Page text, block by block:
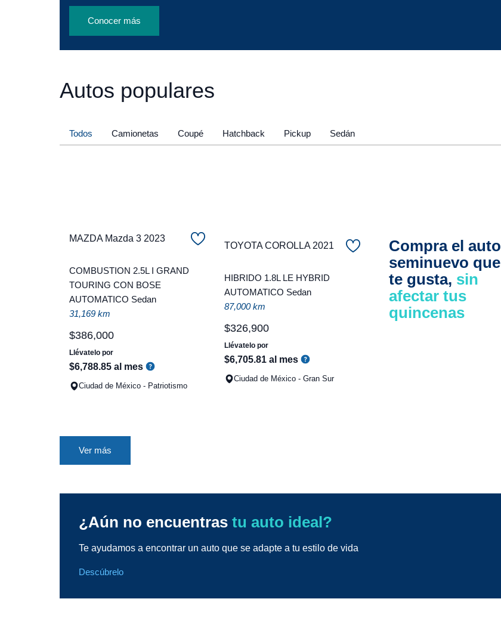
Conocer más
Autos populares
Todos Camionetas Coupé Hatchback Pickup Sedán
MAZDA Mazda 3 2023
COMBUSTION 2.5L I GRAND
TOURING CON BOSE
AUTOMATICO Sedan
31,169 km
$386,000
Llévatelo por
$6,788.85 al mes
Ciudad de México - Patriotismo
TOYOTA COROLLA 2021
HIBRIDO 1.8L LE HYBRID
AUTOMATICO Sedan
87,000 km
$326,900
Llévatelo por
$6,705.81 al mes
Ciudad de México - Gran Sur
Compra el auto
seminuevo que
te gusta, sin
afectar tus
quincenas
Ver más
¿Aún no encuentras tu auto ideal?
Te ayudamos a encontrar un auto que se adapte a tu estilo de vida
Descúbrelo